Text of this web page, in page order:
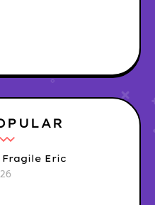
Eric